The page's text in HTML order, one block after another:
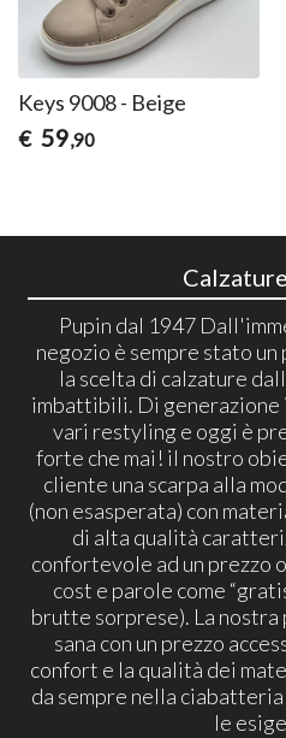
Keys 9008 - Beige
€ 59,90
Pupin dal 1947
negozio è sempre stato
la scelta di calzature
imbattibili. Di generazione
vari restyling e oggi è
forte che mai! il nostro
cliente una scarpa alla
(non esasperata) con
di alta qualità
confortevole ad un prezzo
cost e parole come
brutte sorprese). La nostra
sana con un prezzo
confort e la qualità dei
da sempre nella
le